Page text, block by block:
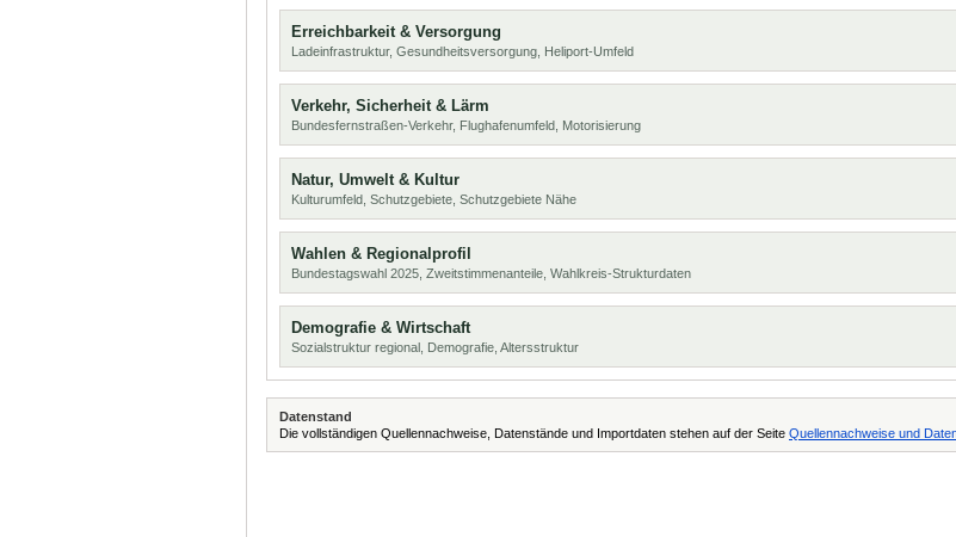
Erreichbarkeit & Versorgung
Ladeinfrastruktur, Gesundheitsversorgung, Heliport-Umfeld
Verkehr, Sicherheit & Lärm
Bundesfernstraßen-Verkehr, Flughafenumfeld, Motorisierung
Natur, Umwelt & Kultur
Kulturumfeld, Schutzgebiete, Schutzgebiete Nähe
Wahlen & Regionalprofil
Bundestagswahl 2025, Zweitstimmenanteile, Wahlkreis-Strukturdaten
Demografie & Wirtschaft
Sozialstruktur regional, Demografie, Altersstruktur
Datenstand
Die vollständigen Quellennachweise, Datenstände und Importdaten stehen auf der Seite Quellennachweise und